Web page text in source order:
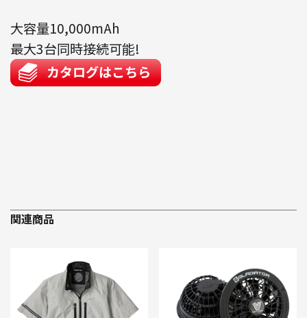
大容量10,000mAh
最大3台同時接続可能!
関連商品